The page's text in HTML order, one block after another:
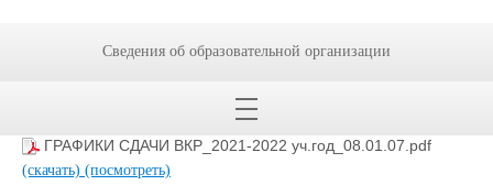
Положение о выпускной квалификационной работе.pdf
ГРАФИКИ СДАЧИ ВКР_2021-2022 уч.год_08.01.07.pdf
(скачать) (посмотреть)
Сведения об образовательной организации